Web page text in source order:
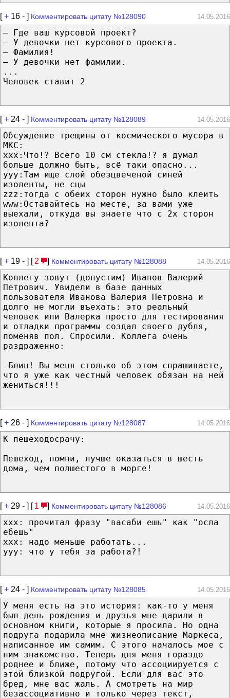
[+ 16 - ] Комментировать цитату №128090 14.05.2016
— Где ваш курсовой проект?
— У девочки нет курсового проекта.
— Фамилия!
— У девочки нет фамилии.
...
Человек ставит 2
[+ 24 - ] Комментировать цитату №128089 14.05.2016
Обсуждение трещины от космического мусора в
МКС:
ххх:Что!? Всего 10 см стекла!? я думал
больше должно быть, всё таки опасно...
ууу:Там ище слой обезцвеченой синей
изоленты, не сцы
zzz:тогда с обеих сторон нужно было клеить
www:Оставайтесь на месте, за вами уже
выехали, откуда вы знаете что с 2х сторон
изолента?
[+ 19 - ] [ 2 ] Комментировать цитату №128088 14.05.2016
Коллегу зовут (допустим) Иванов Валерий
Петрович. Увидели в базе данных
пользователя Иванова Валерия Петровна и
долго не могли въехать: это реальный
человек или Валерка просто для тестирования
и отладки программы создал своего дубля,
поменяв пол. Спросили. Коллега очень
раздраженно:
-Блин! Вы меня столько об этом спрашиваете,
что я уже как честный человек обязан на ней
жениться!!!
[+ 26 - ] Комментировать цитату №128087 14.05.2016
К пешеходосрачу:
Пешеход, помни, лучше оказаться в шесть
дома, чем полшестого в морге!
[+ 29 - ] [ 1 ] Комментировать цитату №128086 14.05.2016
ххх: прочитал фразу "васаби ешь" как "осла
ебешь"
ххх: надо меньше работать...
ууу: что у тебя за работа?!
[+ 24 - ] Комментировать цитату №128085 14.05.2016
У меня есть на это история: как-то у меня
был день рождения и друзья мне дарили в
основном книги, которые я просила. Но одна
подруга подарила мне жизнеописание Маркеса,
написанное им самим. С этого началось мое с
ним знакомство. Теперь для меня гораздо
роднее и ближе, потому что ассоциируется с
этой близкой подругой. Если для вас это
бред, мне вас жаль. А смотреть на мир
безассоциативно и только через текст,